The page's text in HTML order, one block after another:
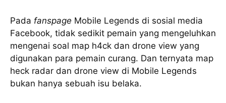
Pada fanspage Mobile Legends di sosial media
Facebook, tidak sedikit pemain yang mengeluhkan
mengenai soal map h4ck dan drone view yang
digunakan para pemain curang. Dan ternyata map
heck radar dan drone view di Mobile Legends
bukan hanya sebuah isu belaka.